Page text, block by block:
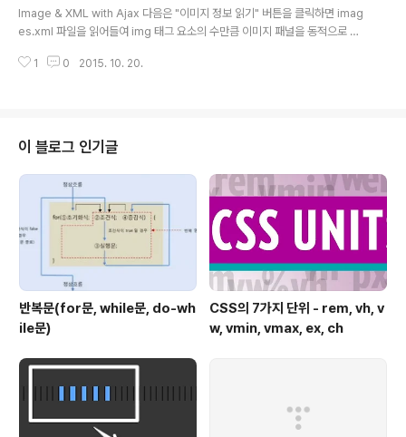
Image & XML with Ajax 다음은 "이미지 정보 읽기" 버튼을 클릭하면 imag
es.xml 파일을 읽어들여 img 태그 요소의 수만큼 이미지 패널을 동적으로 생
서버를 실행시킨 후 실행해 주세요. var xmlHttp; window.onload = functi
ttp.onreadystatechange..
1 0 2015. 10. 20.
이 블로그 인기글
반복문(for문, while문, do-wh
ile문)
CSS의 7가지 단위 - rem, vh, v
w, vmin, vmax, ex, ch